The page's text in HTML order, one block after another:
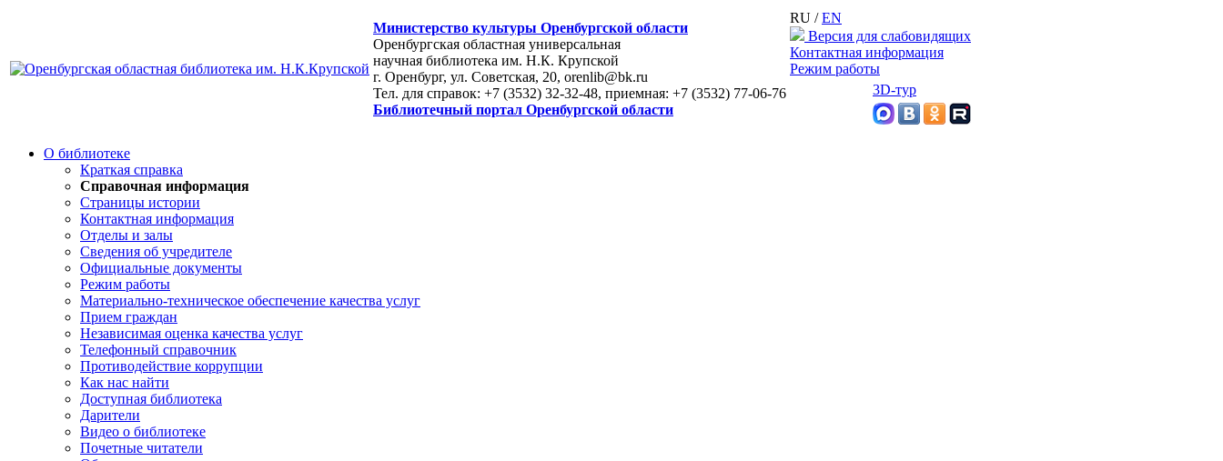
Министерство культуры Оренбургской области
Оренбургская областная универсальная
научная библиотека им. Н.К. Крупской
г. Оренбург, ул. Советская, 20, orenlib@bk.ru
Тел. для справок: +7 (3532) 32-32-48, приемная: +7 (3532) 77-06-76
Библиотечный портал Оренбургской области
RU /EN
Версия для слабовидящих
Контактная информация
Режим работы
3D-тур
О библиотеке
Краткая справка
Справочная информация
Страницы истории
Контактная информация
Отделы и залы
Сведения об учредителе
Официальные документы
Режим работы
Материально-техническое обеспечение качества услуг
Прием граждан
Независимая оценка качества услуг
Телефонный справочник
Противодействие коррупции
Как нас найти
Доступная библиотека
Дарители
Видео о библиотеке
Почетные читатели